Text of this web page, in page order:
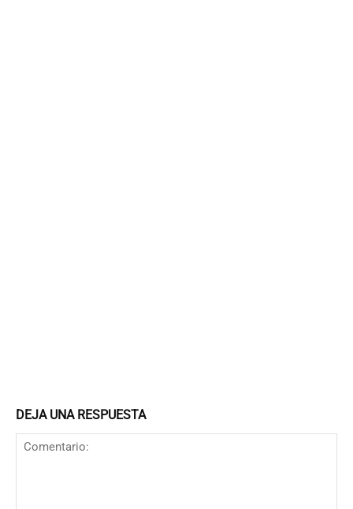
DEJA UNA RESPUESTA